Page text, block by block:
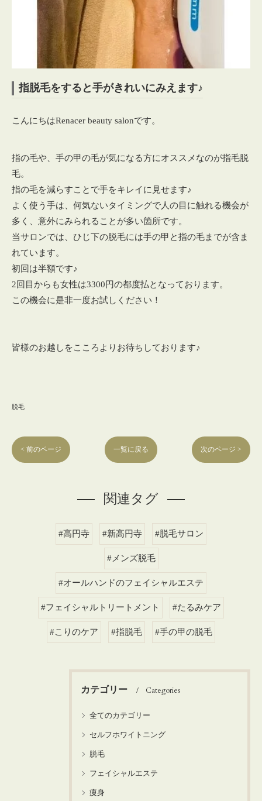
指脱毛をすると手がきれいにみえます♪
こんにちはRenacer beauty salonです。
指の毛や、手の甲の毛が気になる方にオススメなのが指毛脱
毛。
指の毛を減らすことで手をキレイに見せます♪
よく使う手は、何気ないタイミングで人の目に触れる機会が
多く、意外にみられることが多い箇所です。
当サロンでは、ひじ下の脱毛には手の甲と指の毛までが含ま
れています。
初回は半額です♪
2回目からも女性は3300円の都度払となっております。
この機会に是非一度お試しください！
皆様のお越しをこころよりお待ちしております♪
脱毛
< 前のページ 一覧に戻る 次のページ >
関連タグ
#高円寺 #新高円寺 #脱毛サロン
#メンズ脱毛
#オールハンドのフェイシャルエステ
#フェイシャルトリートメント #たるみケア
#こりのケア #指脱毛 #手の甲の脱毛
カテゴリー Categories
全てのカテゴリー
セルフホワイトニング
脱毛
フェイシャルエステ
痩身